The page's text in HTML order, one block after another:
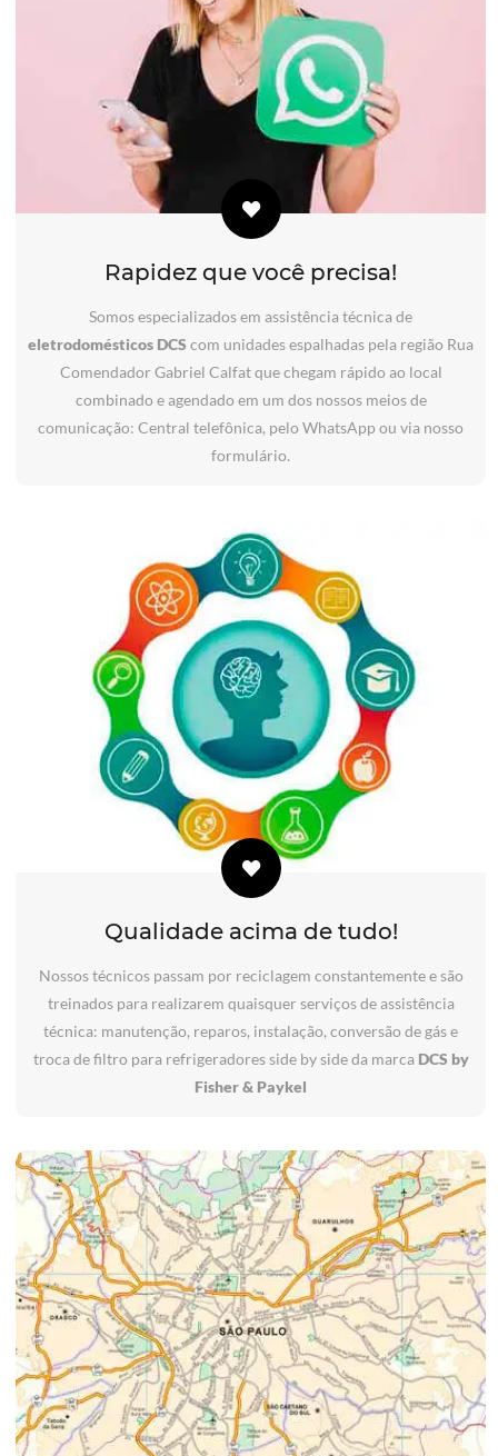
Rapidez que você precisa!
Somos especializados em assistência técnica de
eletrodomésticos DCS com unidades espalhadas pela região Rua
Comendador Gabriel Calfat que chegam rápido ao local
combinado e agendado em um dos nossos meios de
comunicação: Central telefônica, pelo WhatsApp ou via nosso
formulário.
Qualidade acima de tudo!
Nossos técnicos passam por reciclagem constantemente e são
treinados para realizarem quaisquer serviços de assistência
técnica: manutenção, reparos, instalação, conversão de gás e
troca de filtro para refrigeradores side by side da marca DCS by
Fisher & Paykel